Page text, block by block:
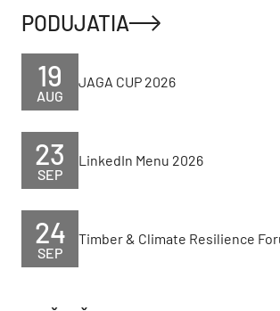
PODUJATIA
AUG
19 JAGA CUP 2026
SEP
23 LinkedIn Menu 2026
SEP
24 Timber & Climate Resilience